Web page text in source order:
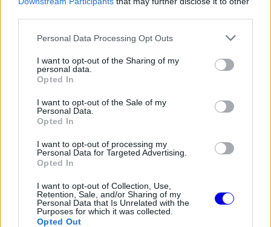
Please note that this website/app uses one or more Google
not limited to your visit or usage behaviour. You may click to
grant or deny consent to Google and its third-party tags to
use your data for below specified purposes in below Google
consent section.
Personal Data Processing Opt Outs
I want to opt-out of the Sharing of my
personal data.
Opted In
I want to opt-out of the Sale of my
Personal Data.
Opted In
I want to opt-out of processing my
Personal Data for Targeted Advertising.
Opted In
I want to opt-out of Collection, Use,
Retention, Sale, and/or Sharing of my
Personal Data that Is Unrelated with the
Purposes for which it was collected.
Opted Out
Lewis Hamilton a hátát fájlalva szállt ki az
autójából, Pierre Gasly szerint sétabotra lesz
szüksége, ha ez így folytatódik, de Valtteri Bottas
szerint sem egészséges, amit csinálnak.
Video
Player
This
window.
The media could not be loaded, either because
the server or network failed or because the format